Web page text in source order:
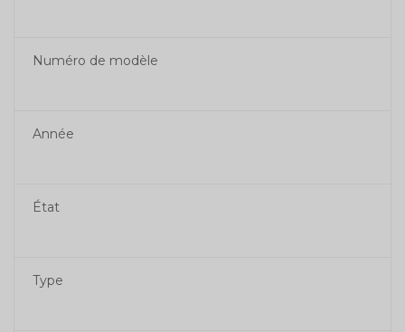
Numéro de modèle
Année
État
Type